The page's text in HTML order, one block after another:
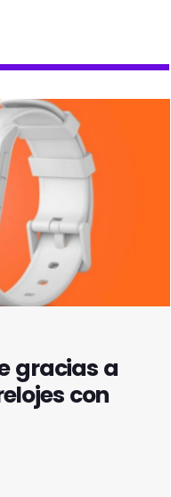
gracias a
con